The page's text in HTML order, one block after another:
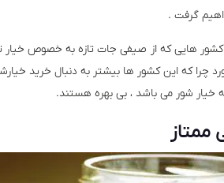
گرفت .
هایی که از صیفی جات تازه به خصوص خیار
چرا که این کشور ها بیشتر به دنبال خرید
شور می باشد ، بی بهره هستند.
ممتاز